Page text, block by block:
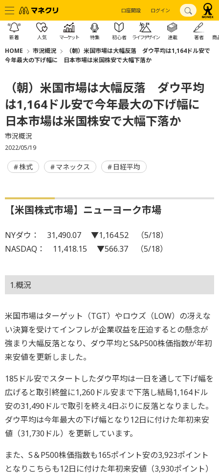
口座開設 ログイン
新着 人気 マーケット 特集 初心者 ライフデザイン 連載 著者 商
HOME 市況概況
（朝）米国市場は大幅反落 ダウ平均は1,164ドル安で
今年最大の下げ幅に 日本市場は米国株安で大幅下落か
（朝）米国市場は大幅反落 ダウ平均
は1,164ドル安で今年最大の下げ幅に
日本市場は米国株安で大幅下落か
市況概況
2022/05/19
株式 マネックス 日経平均
【米国株式市場】ニューヨーク市場
NYダウ： 31,490.07 ▼1,164.52 （5/18）
NASDAQ： 11,418.15 ▼566.37 （5/18）
1.概況
米国市場はターゲット（TGT）やロウズ（LOW）の冴えな
い決算を受けてインフレが企業収益を圧迫するとの懸念が
強まり大幅反落となり、ダウ平均とS&P500株価指数が年初
来安値を更新しました。
185ドル安でスタートしたダウ平均は一日を通して下げ幅を
広げると取引終盤に1,260ドル安まで下落し結局1,164ドル
安の31,490ドルで取引を終え4日ぶりに反落となりました。
ダウ平均は今年最大の下げ幅となり12日に付けた年初来安
値（31,730ドル）を更新しています。
また、S＆P500株価指数も165ポイント安の3,923ポイント
となりこちらも12日に付けた年初来安値（3,930ポイント）